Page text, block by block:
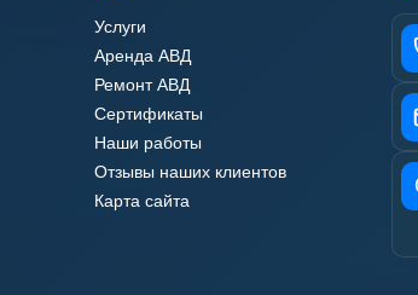
Услуги
Аренда АВД
Ремонт АВД
Сертификаты
Наши работы
Отзывы наших клиентов
Карта сайта